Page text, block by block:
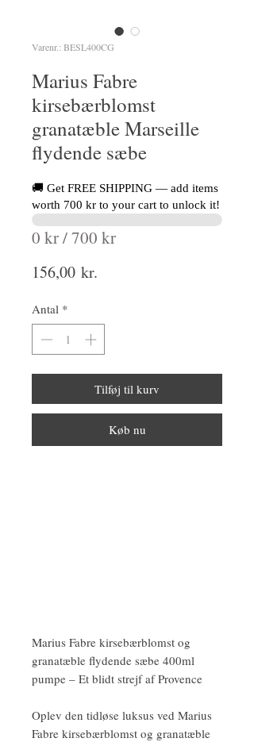
Varenr.: BESL400CG
Marius Fabre
kirsebærblomst
granatæble Marseille
flydende sæbe
🚚 Get FREE SHIPPING — add items
worth 700 kr to your cart to unlock it!
0 kr / 700 kr
156,00 kr.
Antal *
Tilføj til kurv
Køb nu
Marius Fabre kirsebærblomst og
granatæble flydende sæbe 400ml
pumpe – Et blidt strejf af Provence
Oplev den tidløse luksus ved Marius
Fabre kirsebærblomst og granatæble